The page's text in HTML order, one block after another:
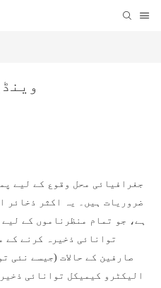
جغرافیائی محل وقوع کے لیے
ضروریات ہیں۔ یہ اکثر ذخائر
ہے، جو تمام منظرناموں کے
توانائی ذخیرہ کرنے کے
صارفین کے حالات (جیسے نئی
الیکٹرو کیمیکل توانائی